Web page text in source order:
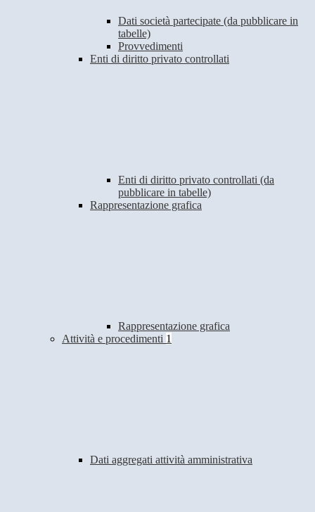
Dati società partecipate (da pubblicare in
tabelle)
Provvedimenti
Enti di diritto privato controllati
Enti di diritto privato controllati (da
pubblicare in tabelle)
Rappresentazione grafica
Rappresentazione grafica
Attività e procedimenti 1
Dati aggregati attività amministrativa